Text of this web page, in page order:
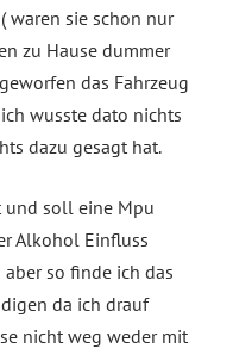
waren sie schon nur
zu Hause dummer
das Fahrzeug
wusste dato nichts
dazu gesagt hat.
und soll eine Mpu
Alkohol Einfluss
so finde ich das
da ich drauf
nicht weg weder mit